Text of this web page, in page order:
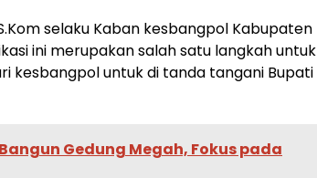
selaku Kaban kesbangpol Kabupaten
ini merupakan salah satu langkah untuk
untuk di tanda tangani Bupati
Gedung Megah, Fokus pada